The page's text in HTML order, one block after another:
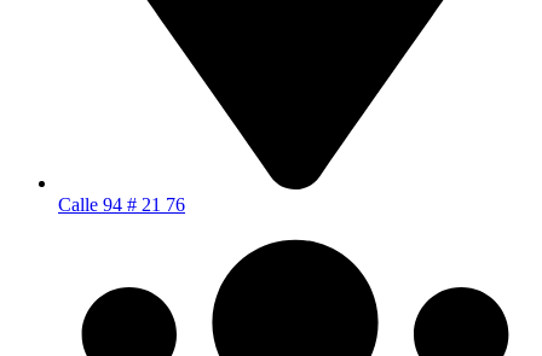
Calle 94 # 21 76